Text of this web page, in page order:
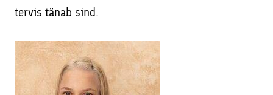
tervis tänab sind.